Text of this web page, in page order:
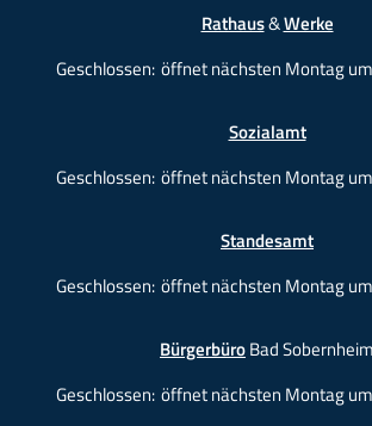
Rathaus&Werke
Klicken, um weitere Öffnungs- oder
Geschlossen: öffnet nächsten Montag
Sozialamt
Klicken, um weitere Öffnungs- oder
Geschlossen: öffnet nächsten Montag
Standesamt
Klicken, um weitere Öffnungs- oder
Geschlossen: öffnet nächsten Montag
BürgerbüroBad Sobernheim
Klicken, um weitere Öffnungs- oder
Geschlossen: öffnet nächsten Montag